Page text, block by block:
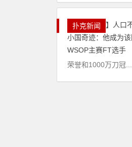
扑克新闻
荣誉和1000万刀冠...